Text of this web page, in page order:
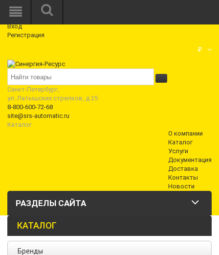
Режим работы: Пн—Пт: 10:00—18:00
Вход
Регистрация
₽
Санкт-Петербург,
ул. Латышских стрелков, д 25
8-800-600-72-68
site@srs-automatic.ru
Каталог
О компании
Каталог
Услуги
Документация
Доставка
Контакты
Новости
РАЗДЕЛЫ САЙТА
КАТАЛОГ
Бренды